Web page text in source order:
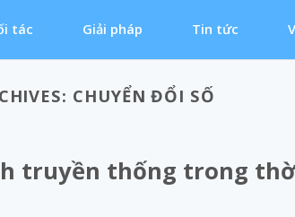
tác Giải pháp Tin tức
CHUYỂN ĐỔI SỐ
truyền thống trong